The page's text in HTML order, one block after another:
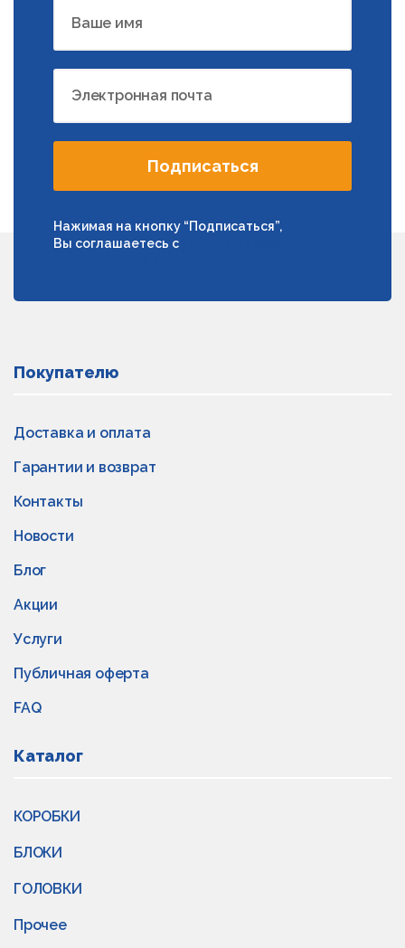
Ваше имя
Электронная почта
Подписаться
Нажимая на кнопку “Подписаться”,
Вы соглашаетесь с
Покупателю
Доставка и оплата
Гарантии и возврат
Контакты
Новости
Блог
Акции
Услуги
Публичная оферта
FAQ
Каталог
КОРОБКИ
БЛОКИ
ГОЛОВКИ
Прочее